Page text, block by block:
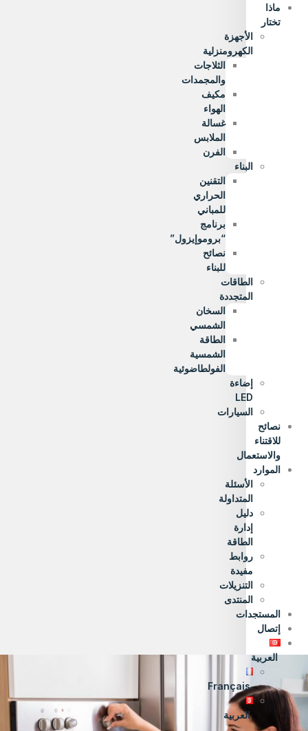
ماذا
تختار
الأجهزة
الكهرومنزلية
الثلاجات
والمجمدات
مكيف
الهواء
غسالة
الملابس
الفرن
البناء
التقنين
الحراري
للمباني
برنامج
“بروموإيزول”
نصائح
للبناء
الطاقات
المتجددة
السخان
الشمسي
الطاقة
الشمسية
الفولطاضوئية
إضاءة
LED
السيارات
نصائح
للاقتناء
والاستعمال
الموارد
الأسئلة
المتداولة
دليل
إدارة
الطاقة
روابط
مفيدة
التنزيلات
المنتدى
المستجدات
إتصال
العربية
Français
العربية